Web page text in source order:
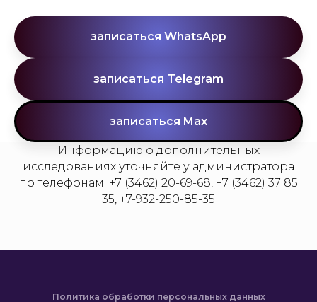
записаться WhatsApp
записаться Telegram
записаться Max
Информацию о дополнительных
исследованиях уточняйте у администратора
по телефонам: +7 (3462) 20-69-68, +7 (3462) 37 85
35, +7-932-250-85-35
Политика обработки персональных данных